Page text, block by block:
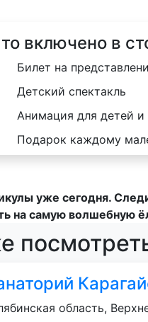
включено в
Билет на
Детский спектакль
Анимация для детей и
Подарок каждому
уже сегодня.
на самую волшебную
область,